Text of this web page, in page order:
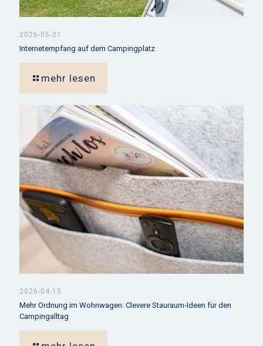
2026-05-21
Internetempfang auf dem Campingplatz
mehr lesen
2026-04-15
Mehr Ordnung im Wohnwagen: Clevere Stauraum-Ideen für den
Campingalltag